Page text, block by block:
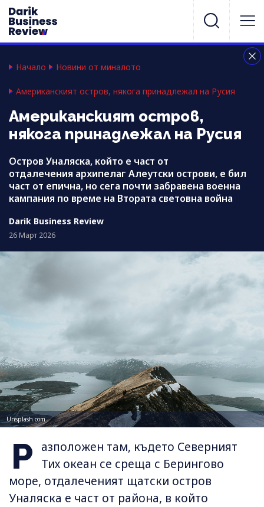
Начало Новини от миналото
Американският остров, някога принадлежал на Русия
Американският остров,
някога принадлежал на Русия
Остров Уналяска, който е част от
отдалечения архипелаг Алеутски острови, е бил
част от епична, но сега почти забравена военна
кампания по време на Втората световна война
Darik Business Review
26 Март 2026
Unsplash.com
Р
азположен там, където Северният
Тих океан се среща с Берингово
море, отдалеченият щатски остров
Уналяска е част от района, в който